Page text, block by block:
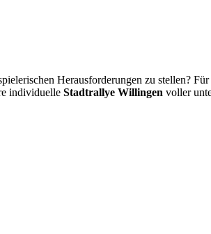
Herausforderungen zu stellen?
individuelle Stadtrallye Willingen voller